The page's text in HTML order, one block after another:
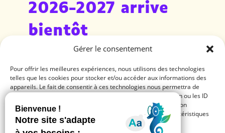
Gérer le consentement
Pour offrir les meilleures expériences, nous utilisons des technologies
telles que les cookies pour stocker et/ou accéder aux informations des
appareils. Le fait de consentir à ces technologies nous permettra de
traiter des données telles que le comportement de navigation ou les ID
uniques sur ce site. Le fait de ne pas consentir ou de retirer son
consentement peut avoir un effet négatif sur certaines caractéristiques
et fonctions.
2026-2027 arrive
bientôt
Mentions légales// Création :Agence SAMBA@2023